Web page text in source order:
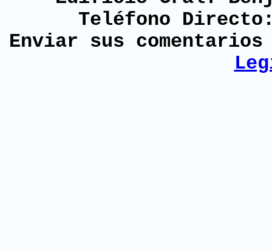
Teléfono
Enviar sus